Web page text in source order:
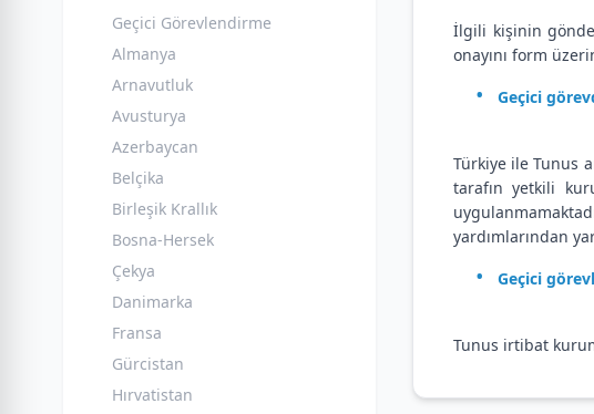
Geçici Görevlendirme
Almanya
Arnavutluk
Avusturya
Azerbaycan
Belçika
Birleşik Krallık
Bosna-Hersek
Çekya
Danimarka
Fransa
Gürcistan
Hırvatistan
İlgili kişinin
onayını form
Geçici
Türkiye ile Tunus
tarafın yetkili
yardımlarından
Geçici
Tunus irtibat